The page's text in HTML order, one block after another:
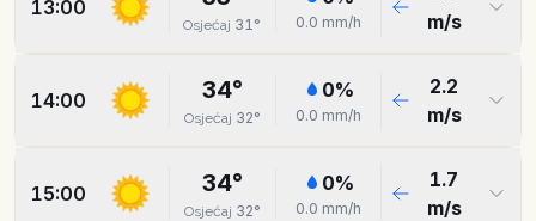
13:00
Osjećaj 31° 0.0 mm/h
m/s
14:00 34°
Osjećaj 32°
0%
0.0 mm/h
2.2
m/s
15:00 34°
Osjećaj 32°
0%
0.0 mm/h
1.7
m/s